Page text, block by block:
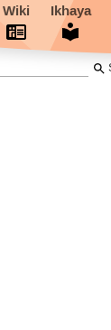
Wiki Ikhaya